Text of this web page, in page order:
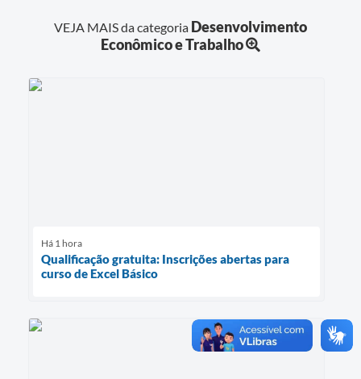
VEJA MAIS da categoria Desenvolvimento
Econômico e Trabalho
Há 1 hora
Qualificação gratuita: Inscrições abertas para
curso de Excel Básico